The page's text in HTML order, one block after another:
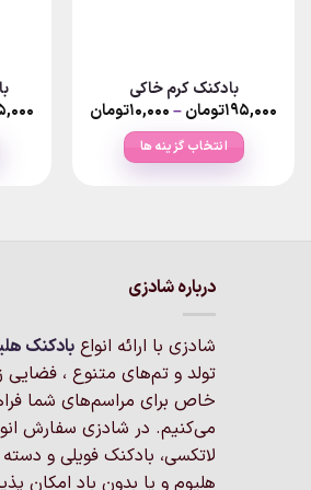
بادکنک کرم خاکی
۱۹۵,۰۰۰تومان– ۱۰,۰۰۰تومانPrice
range:
انتخاب گزینه ها
مختلفی
گزینه
ها
ممکن
است
در
صفحه
درباره شادزی
شادزی با ارائه انواع بادکنک‌
تولد و تم‌های متنوع ، فضایی
خاص برای مراسم‌های شما
می‌کنیم. در شادزی سفارش
لاتکسی، بادکنک فویلی و دسته
هلیوم و یا بدون باد امکان